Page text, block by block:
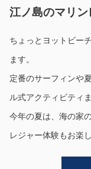
江ノ島のマリ
ちょっとヨットビー
ます。
定番のサーフィンや
ル式アクティビティ
今年の夏は、海の家
レジャー体験もお楽